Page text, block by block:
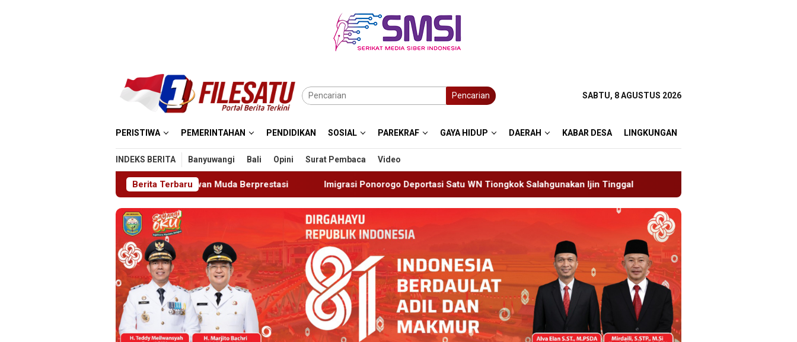
Pencarian SABTU, 8 AGUSTUS 2026
PERISTIWA PEMERINTAHAN PENDIDIKAN SOSIAL PAREKRAF GAYA HIDUP DAERAH KABAR DESA LINGKUNGAN
INDEKS BERITA Banyuwangi Bali Opini Surat Pembaca Video
Berita Terbaru
Cetak Relawan Muda Berprestasi Imigrasi Ponorogo Deportasi Satu WN Tiongkok Salahgunakan Ijin Tinggal 19 Siswa Sakit Bersamaan, Wartawan Sempat Terhalang